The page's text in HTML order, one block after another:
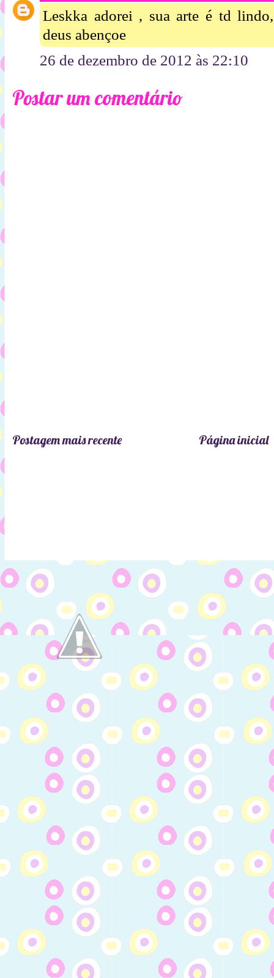
Leskka adorei , sua arte é td
deus abençoe
26 de dezembro de 2012 às 22:10
Postar um comentário
Postagem mais recente Página inicial